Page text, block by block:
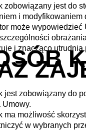
zobowiązany jest do
i
może
i znacząco utrudnia
jest zobowiązany do
ma możliwość
w wybranych